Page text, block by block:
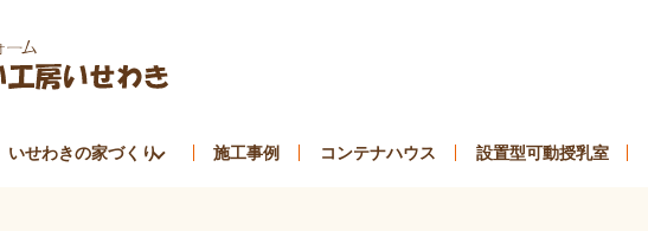
いせわきの家づくり 施工事例 コンテナハウス 設置型可動授乳室